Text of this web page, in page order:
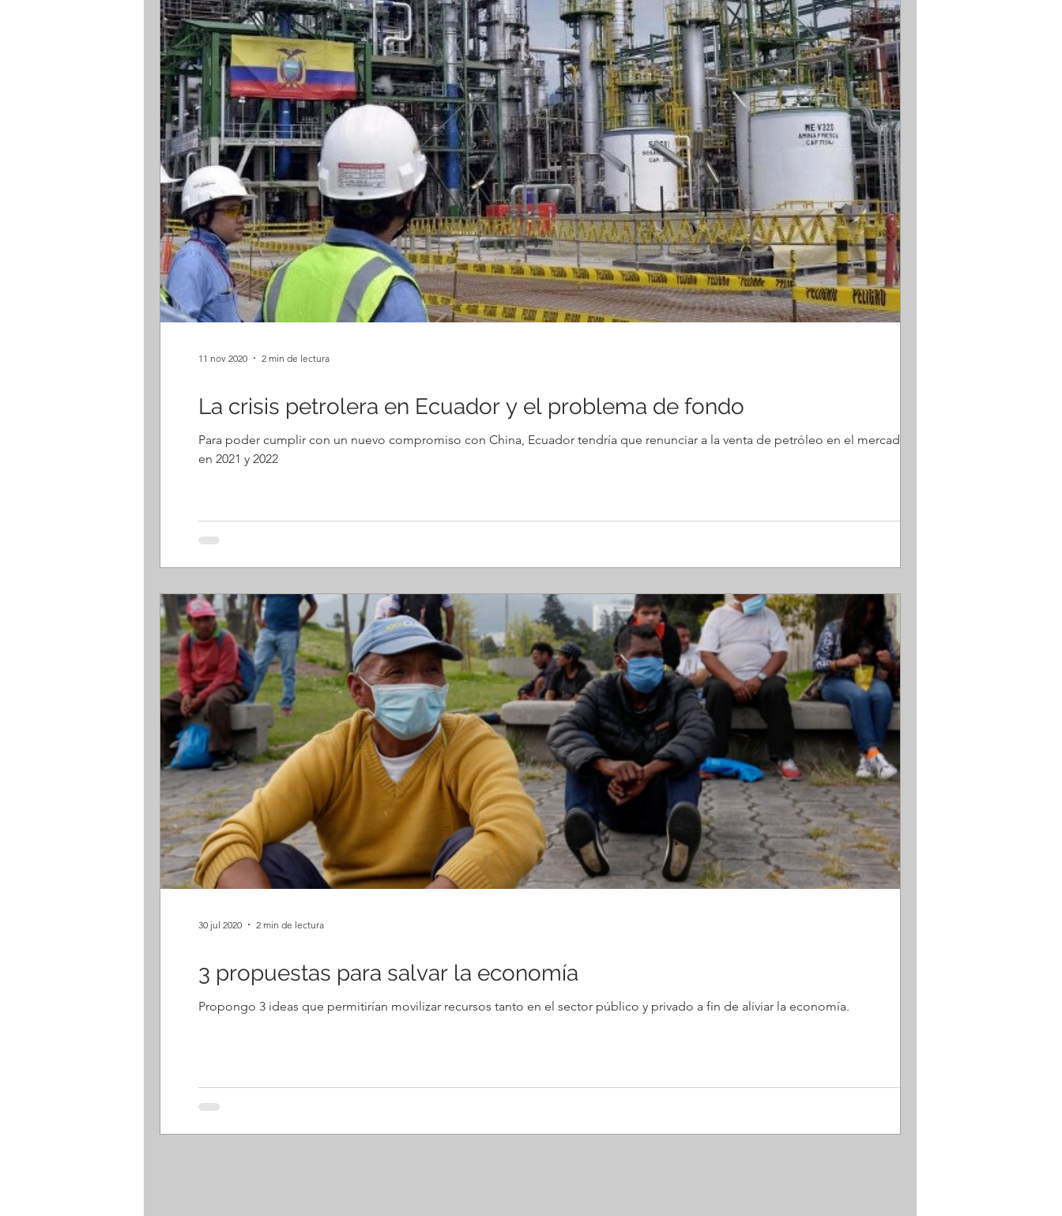
La crisis petrolera en Ecuador y el problema de fondo
Para poder cumplir con un nuevo compromiso con China, Ecuador tendría que renunciar a la venta de petróleo en el mercado spot
en 2021 y 2022
11 nov 2020 2 min de lectura
3 propuestas para salvar la economía
Propongo 3 ideas que permitirían movilizar recursos tanto en el sector público y privado a fin de aliviar la economía.
30 jul 2020 2 min de lectura